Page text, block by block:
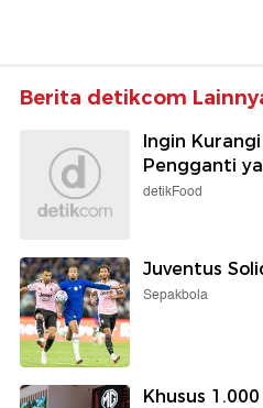
Berita detikcom
Ingin
Pengganti
detikFood
Juventus
Sepakbola
Khusus